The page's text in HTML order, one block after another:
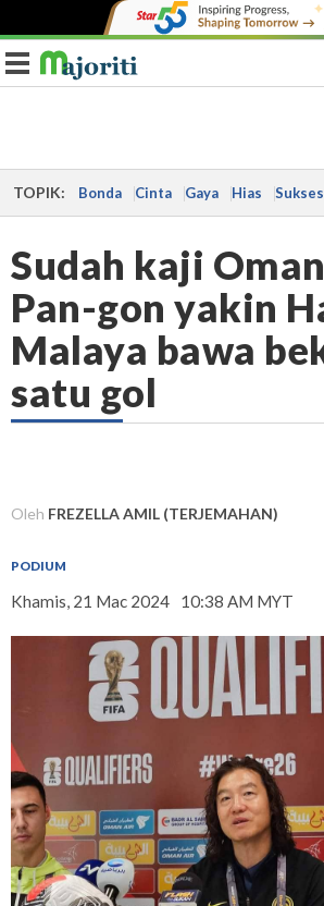
Toggle navigation
TOPIK: Bonda Cinta Gaya Hias Sukses
Sudah kaji
Pan-gon yakin
Malaya bawa
satu gol
Oleh FREZELLA AMIL (TERJEMAHAN)
PODIUM
Khamis, 21 Mac 2024 10:38 AM MYT